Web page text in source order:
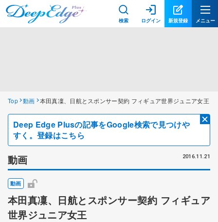
検索 ログイン 新規登録 メニュー
Top 動画 本田真凜、日航とスポンサー契約 フィギュア世界ジュニア女王
Deep Edge Plusの記事をGoogle検索で見つけや
すく。登録はこちら
動画 2016.11.21
動画
本田真凜、日航とスポンサー契約 フィギュア
世界ジュニア女王